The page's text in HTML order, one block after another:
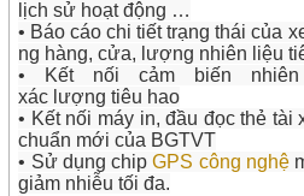
lịch sử hoạt động …
• Báo cáo chi tiết trạng thái của
ng hàng, cửa, lượng nhiên liệu
• Kết nối cảm biến
xác lượng tiêu hao
• Kết nối máy in, đầu đọc thẻ tài
chuẩn mới của BGTVT
• Sử dụng chipGPS công nghệ
giảm nhiễu tối đa.